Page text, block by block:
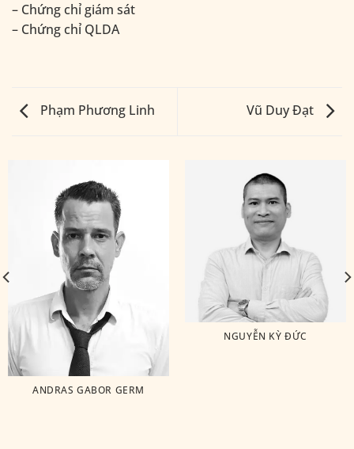
– Chứng chỉ giám sát
– Chứng chỉ QLDA
Phạm Phương Linh Vũ Duy Đạt
ANDRAS GABOR GERM
NGUYỄN KỲ ĐỨC